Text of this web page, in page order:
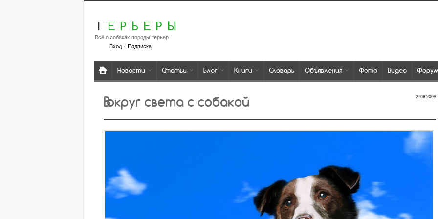
Т ЕРЬЕРЫ
Всё о собаках породы терьер
Вход· Подписка
Новости Статьи Блог Книги Словарь Объявления Фото Видео Форум
21.08.2009
Вокруг света с собакой